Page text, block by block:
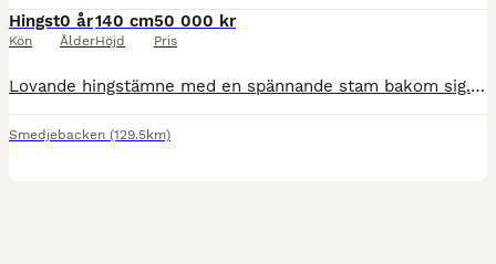
Hingst
Kön
0 år
Ålder
140 cm
Höjd
50 000 kr
Pris
Lovande hingstämne med en spännande stam bakom sig. Fina proportioner, långbent och byggd i "uppförsbacke". Rör sig flott, visar fina gångarter där framförallt tölten och galoppen har utmärkt sig lite
Smedjebacken (129.5km)